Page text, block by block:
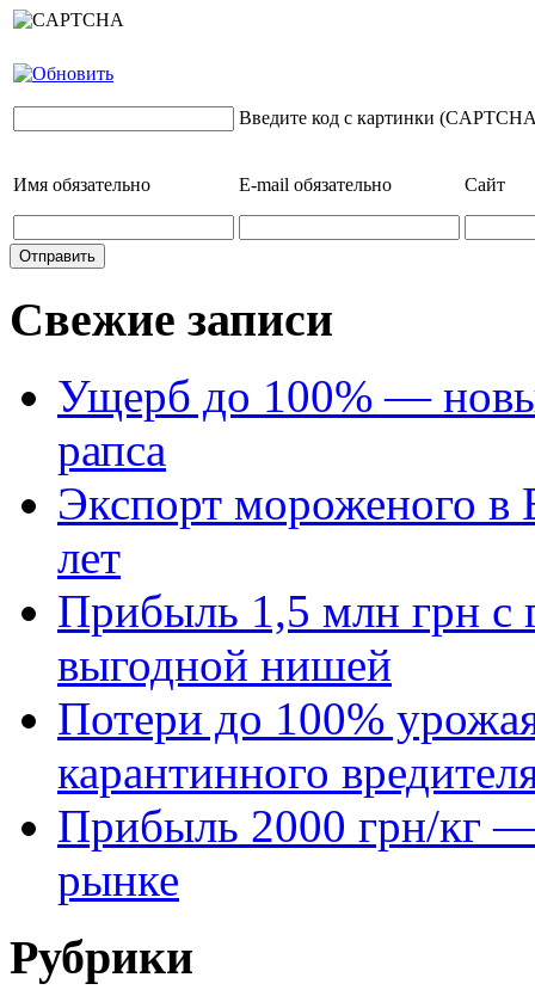
Введите код с картинки
Имя обязательно E-mail обязательно Сайт
Свежие записи
Ущерб до 100% —
рапса
Экспорт мороженого в
лет
Прибыль 1,5 млн грн с
выгодной нишей
Потери до 100%
карантинного
Прибыль 2000 грн/кг —
рынке
Рубрики